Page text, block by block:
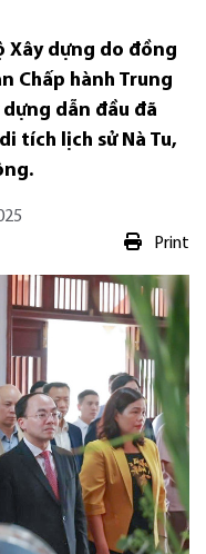
Xây dựng do đồng
Chấp hành Trung
dẫn đầu đã
tích lịch sử Nà Tu,
Print